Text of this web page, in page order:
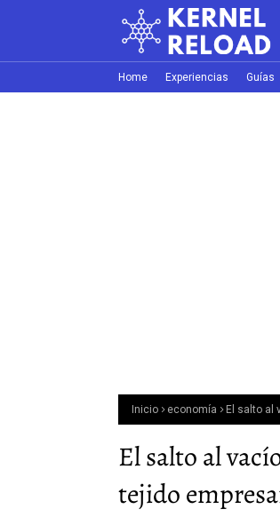
Home Experiencias Guías
Inicio economía El salto al
El salto al
tejido